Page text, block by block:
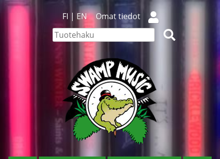
FI | EN Omat tiedot